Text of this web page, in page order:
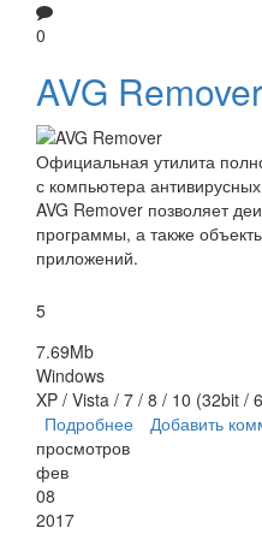
0
AVG
Официальная утилита
с компьютера
AVG Remover позволяет
программы, а также
приложений.
5
7.69Mb
Windows
XP / Vista / 7 / 8 / 10 (32bit /
Подробнее о AVG Remover
Добавить
просмотров
фев
08
2017